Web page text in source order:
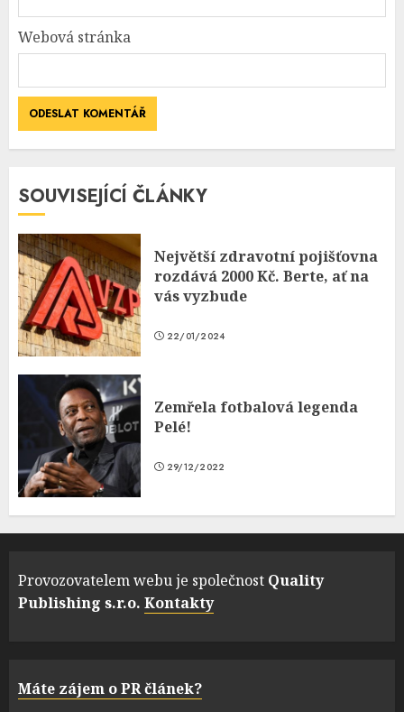
Webová stránka
SOUVISEJÍCÍ ČLÁNKY
Největší zdravotní pojišťovna
rozdává 2000 Kč. Berte, ať na
vás vyzbude
22/01/2024
Zemřela fotbalová legenda
Pelé!
29/12/2022
Provozovatelem webu je společnost Quality
Publishing s.r.o. Kontakty
Máte zájem o PR článek?